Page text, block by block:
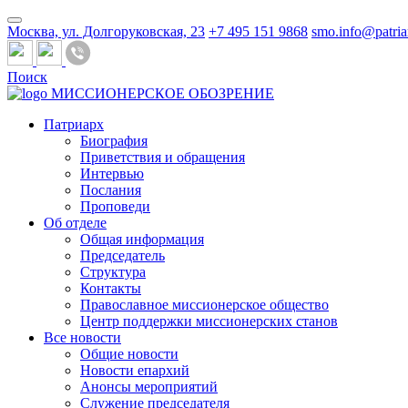
Москва, ул. Долгоруковская, 23 +7 495 151 9868
Поиск
МИССИОНЕРСКОЕ ОБОЗРЕНИЕ
Патриарх
Биография
Приветствия и обращения
Интервью
Послания
Проповеди
Об отделе
Общая информация
Председатель
Структура
Контакты
Православное миссионерское общество
Центр поддержки миссионерских станов
Все новости
Общие новости
Новости епархий
Анонсы мероприятий
Служение председателя